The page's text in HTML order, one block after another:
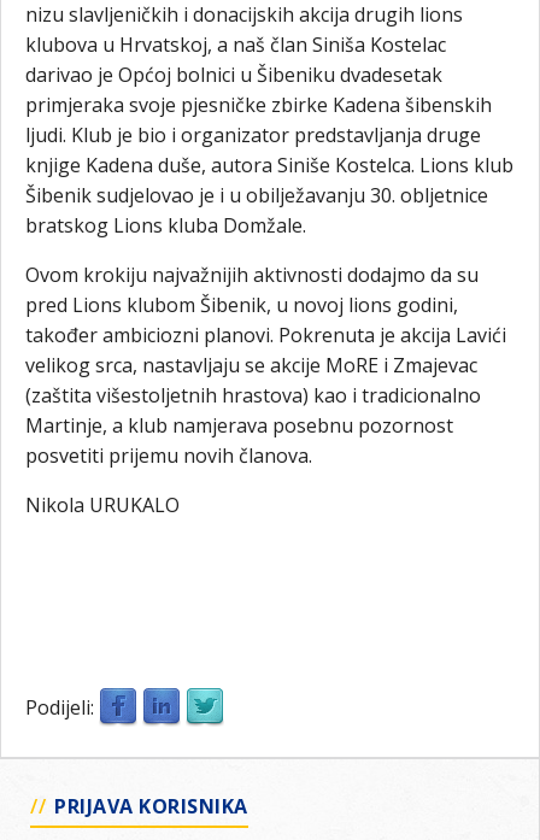
nizu slavljeničkih i donacijskih akcija drugih lions
klubova u Hrvatskoj, a naš član Siniša Kostelac
darivao je Općoj bolnici u Šibeniku dvadesetak
primjeraka svoje pjesničke zbirke Kadena šibenskih
ljudi. Klub je bio i organizator predstavljanja druge
knjige Kadena duše, autora Siniše Kostelca. Lions klub
Šibenik sudjelovao je i u obilježavanju 30. obljetnice
bratskog Lions kluba Domžale.
Ovom krokiju najvažnijih aktivnosti dodajmo da su
pred Lions klubom Šibenik, u novoj lions godini,
također ambiciozni planovi. Pokrenuta je akcija Lavići
velikog srca, nastavljaju se akcije MoRE i Zmajevac
(zaštita višestoljetnih hrastova) kao i tradicionalno
Martinje, a klub namjerava posebnu pozornost
posvetiti prijemu novih članova.
Nikola URUKALO
Podijeli:
PRIJAVA KORISNIKA